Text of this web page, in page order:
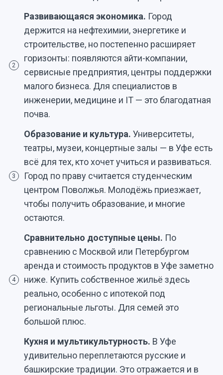
2
Развивающаяся экономика. Город
держится на нефтехимии, энергетике и
строительстве, но постепенно расширяет
горизонты: появляются айти-компании,
сервисные предприятия, центры поддержки
малого бизнеса. Для специалистов в
инженерии, медицине и IT — это благодатная
почва.
3
Образование и культура. Университеты,
театры, музеи, концертные залы — в Уфе есть
всё для тех, кто хочет учиться и развиваться.
Город по праву считается студенческим
центром Поволжья. Молодёжь приезжает,
чтобы получить образование, и многие
остаются.
4
Сравнительно доступные цены. По
сравнению с Москвой или Петербургом
аренда и стоимость продуктов в Уфе заметно
ниже. Купить собственное жильё здесь
реально, особенно с ипотекой под
региональные льготы. Для семей это
большой плюс.
Кухня и мультикультурность. В Уфе
удивительно переплетаются русские и
башкирские традиции. Это отражается и в